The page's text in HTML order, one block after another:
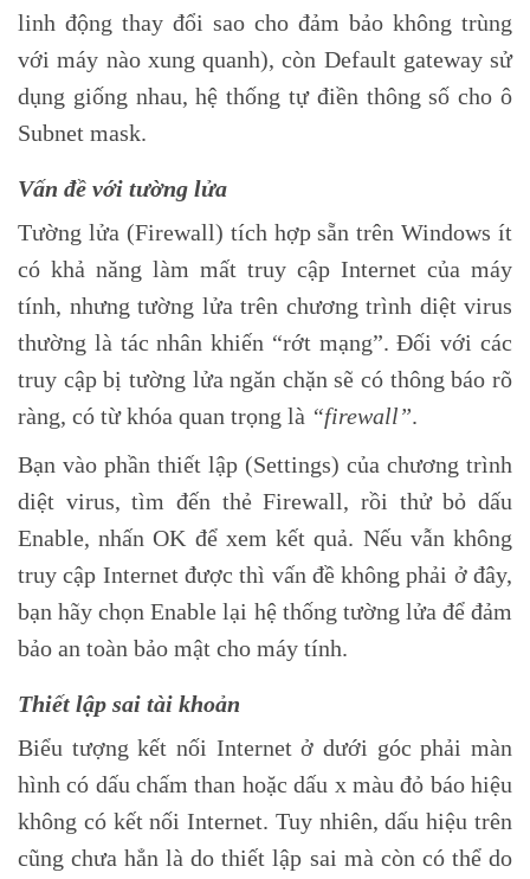
linh động thay đổi sao cho đảm bảo không trùng
với máy nào xung quanh), còn Default gateway sử
dụng giống nhau, hệ thống tự điền thông số cho ô
Subnet mask.
Vấn đề với tường lửa
Tường lửa (Firewall) tích hợp sẵn trên Windows ít
có khả năng làm mất truy cập Internet của máy
tính, nhưng tường lửa trên chương trình diệt virus
thường là tác nhân khiến “rớt mạng”. Đối với các
truy cập bị tường lửa ngăn chặn sẽ có thông báo rõ
ràng, có từ khóa quan trọng là “firewall”.
Bạn vào phần thiết lập (Settings) của chương trình
diệt virus, tìm đến thẻ Firewall, rồi thử bỏ dấu
Enable, nhấn OK để xem kết quả. Nếu vẫn không
truy cập Internet được thì vấn đề không phải ở đây,
bạn hãy chọn Enable lại hệ thống tường lửa để đảm
bảo an toàn bảo mật cho máy tính.
Thiết lập sai tài khoản
Biểu tượng kết nối Internet ở dưới góc phải màn
hình có dấu chấm than hoặc dấu x màu đỏ báo hiệu
không có kết nối Internet. Tuy nhiên, dấu hiệu trên
cũng chưa hẳn là do thiết lập sai mà còn có thể do